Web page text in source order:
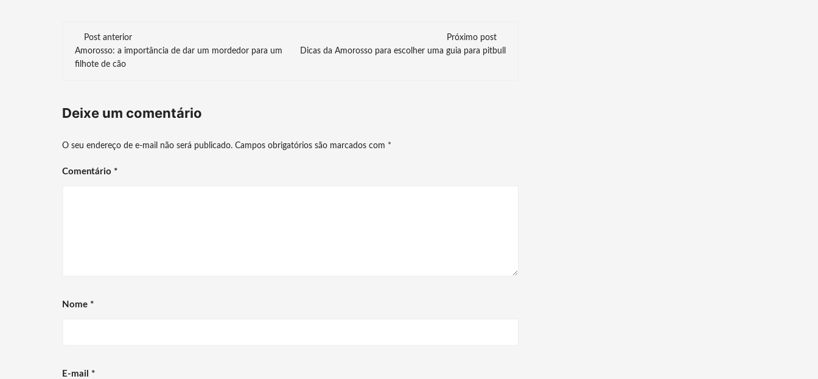
Navegação
de
Post anterior
Amorosso: a importância de dar um mordedor para um
filhote de cão
Próximo post
Dicas da Amorosso para escolher uma guia para pitbull
Deixe um comentário
O seu endereço de e-mail não será publicado. Campos obrigatórios são marcados com *
Comentário *
Nome *
E-mail *